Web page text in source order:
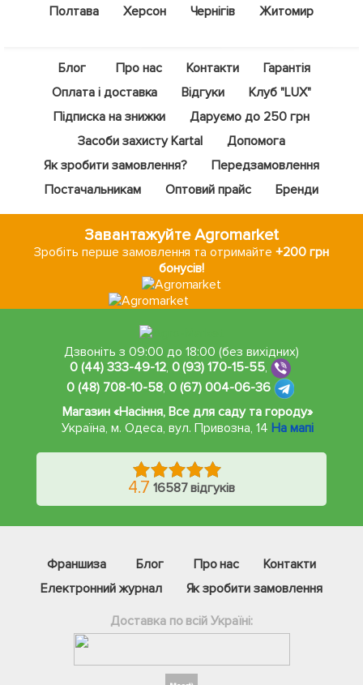
Полтава
Херсон Чернігів Житомир
Блог Про нас Контакти
Гарантія
Оплата і доставка
Відгуки
Клуб "LUX"
Підписка на знижки
Даруємо до 250 грн
Засоби захисту Kartal
Допомога
Як зробити замовлення?
Передзамовлення
Постачальникам
Оптовий прайс Бренди
Завантажуйте Agromarket
Зробіть перше замовлення та отримайте+200 грн
бонусів!
Дзвоніть з 09:00 до 18:00 (без вихідних)
0 (44) 333-49-12, 0 (93) 170-15-55,
0 (48) 708-10-58, 0 (67) 004-06-36
Магазин «Насіння, Все для саду та городу»
Україна, м. Одеса,вул. Привозна, 14 На мапі
4.7 16587 відгуків
Франшиза Блог Про нас
Контакти
Електронний журнал
Як зробити замовлення
Доставка по всій Україні: